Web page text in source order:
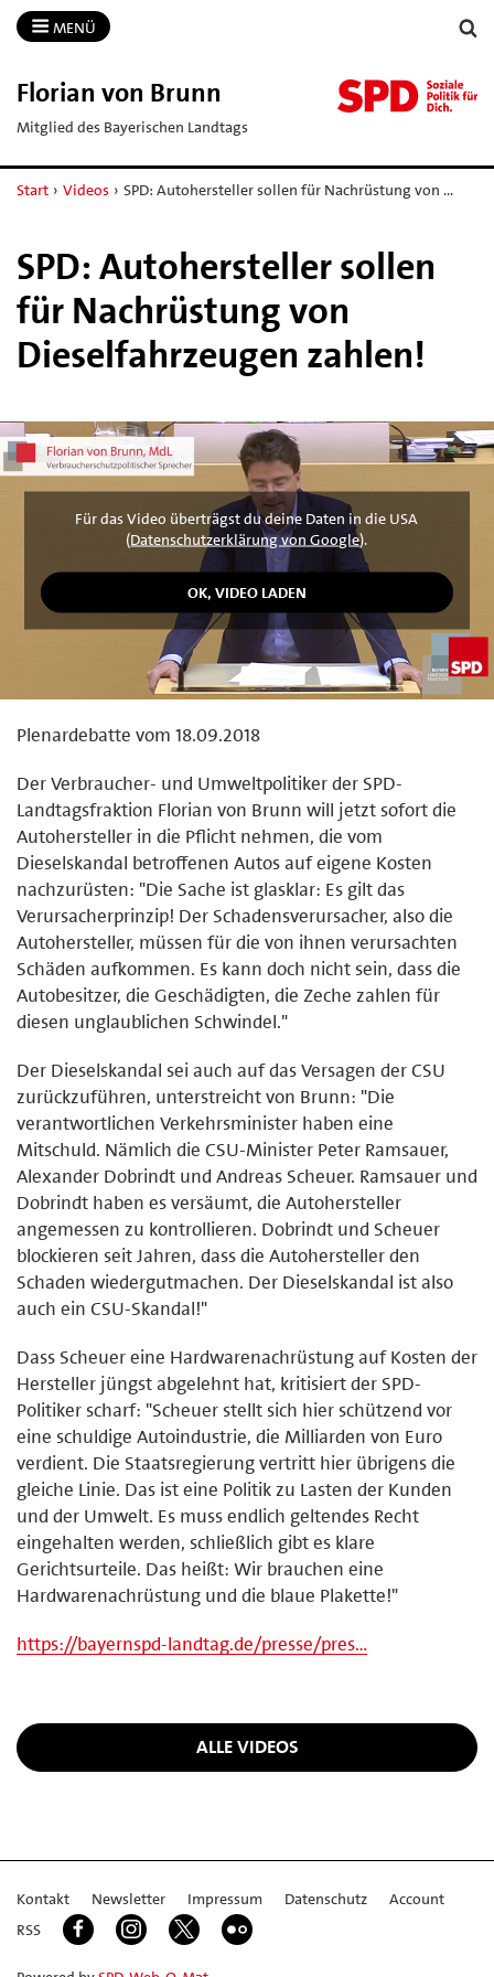
MENÜ
Florian von Brunn
Mitglied des Bayerischen Landtags
Start › Videos › SPD: Autohersteller sollen für Nachrüstung von …
SPD: Autohersteller sollen
für Nachrüstung von
Dieselfahrzeugen zahlen!
Für das Video überträgst du deine Daten in die USA
(Datenschutzerklärung von Google).
Plenardebatte vom 18.09.2018
Der Verbraucher- und Umweltpolitiker der SPD-
Landtagsfraktion Florian von Brunn will jetzt sofort die
Autohersteller in die Pflicht nehmen, die vom
Dieselskandal betroffenen Autos auf eigene Kosten
nachzurüsten: "Die Sache ist glasklar: Es gilt das
Verursacherprinzip! Der Schadensverursacher, also die
Autohersteller, müssen für die von ihnen verursachten
Schäden aufkommen. Es kann doch nicht sein, dass die
Autobesitzer, die Geschädigten, die Zeche zahlen für
diesen unglaublichen Schwindel."
Der Dieselskandal sei auch auf das Versagen der CSU
zurückzuführen, unterstreicht von Brunn: "Die
verantwortlichen Verkehrsminister haben eine
Mitschuld. Nämlich die CSU-Minister Peter Ramsauer,
Alexander Dobrindt und Andreas Scheuer. Ramsauer und
Dobrindt haben es versäumt, die Autohersteller
angemessen zu kontrollieren. Dobrindt und Scheuer
blockieren seit Jahren, dass die Autohersteller den
Schaden wiedergutmachen. Der Dieselskandal ist also
auch ein CSU-Skandal!"
Dass Scheuer eine Hardwarenachrüstung auf Kosten der
Hersteller jüngst abgelehnt hat, kritisiert der SPD-
Politiker scharf: "Scheuer stellt sich hier schützend vor
eine schuldige Autoindustrie, die Milliarden von Euro
verdient. Die Staatsregierung vertritt hier übrigens die
gleiche Linie. Das ist eine Politik zu Lasten der Kunden
und der Umwelt. Es muss endlich geltendes Recht
eingehalten werden, schließlich gibt es klare
Gerichtsurteile. Das heißt: Wir brauchen eine
Hardwarenachrüstung und die blaue Plakette!"
https://bayernspd-landtag.de/presse/pres…
ALLE VIDEOS
Kontakt Newsletter Impressum Datenschutz
Account
RSS